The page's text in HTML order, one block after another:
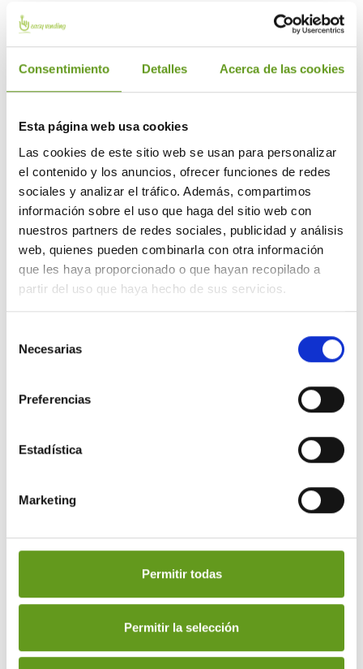
Consentimiento Detalles Acerca de las cookies
Esta página web usa cookies
Las cookies de este sitio web se usan para personalizar
el contenido y los anuncios, ofrecer funciones de redes
sociales y analizar el tráfico. Además, compartimos
información sobre el uso que haga del sitio web con
nuestros partners de redes sociales, publicidad y análisis
web, quienes pueden combinarla con otra información
que les haya proporcionado o que hayan recopilado a
partir del uso que haya hecho de sus servicios.
Necesarias
Preferencias
Estadística
Marketing
Permitir todas
Permitir la selección
acercas a la máquina de café, no solo
tomas un descanso, sino que también tu
cerebro lo hace, lo que puede
desencadenar en un aumento en la
generación de ideas. Además, el café
mejora tu concentración y, al estimular el
sistema nervioso, te permite ser más
eficiente.
Así que ya lo sabes, no te sientas
culpable por ir a la máquina de café a
tomar un respiro, sin saberlo, te estás
ayudando a ti y estás beneficiando a tu
aumentando tu productividad.
Las mejores
condiciones
Optar por contratarmáquinas de café
para la oficina es una decisión y
estrategia inteligente, el aroma y sabor
del café pueden desempeñar un papel
muy importante, impulsando la